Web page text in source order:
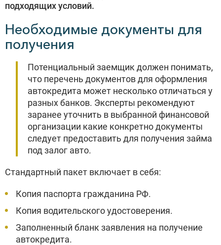
подходящих условий.
Необходимые документы для
получения
Потенциальный заемщик должен понимать,
что перечень документов для оформления
автокредита может несколько отличаться у
разных банков. Эксперты рекомендуют
заранее уточнить в выбранной финансовой
организации какие конкретно документы
следует предоставить для получения займа
под залог авто.
Стандартный пакет включает в себя:
Копия паспорта гражданина РФ.
Копия водительского удостоверения.
Заполненный бланк заявления на получение
автокредита.